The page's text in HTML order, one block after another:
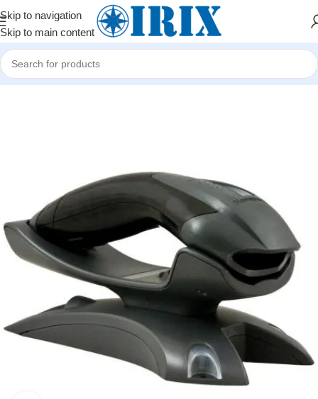
Skip to navigation
Skip to main content
Home/Shop/POS avadanlıqlar/Barkod skanerlər